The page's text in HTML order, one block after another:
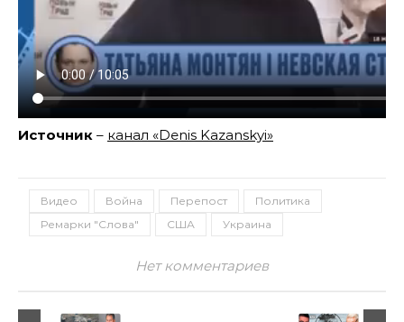
Источник – канал «Denis Kazanskyi»
Видео Война Перепост
Политика
Ремарки "Слова"
США Украина
Нет комментариев